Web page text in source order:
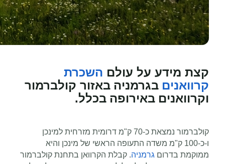
קצת מידע על עולם השכרת
קרוואנים בגרמניה באזור קולברמור
וקרוואנים באירופה בכלל.
קולברמור נמצאת כ-70 ק"מ דרומית מזרחית למינכן
ו-כ-100 ק"מ משדה התעופה הראשי של מינכן והיא
ממוקמת בדרום גרמניה. קבלת הקרוואן בתחנת קולברמור